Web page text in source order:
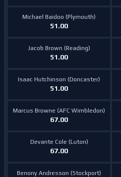
Michael Baidoo (Plymouth)
51.00
Jacob Brown (Reading)
51.00
Isaac Hutchinson (Doncaster)
51.00
Marcus Browne (AFC Wimbledon)
67.00
Devante Cole (Luton)
67.00
Benony Andresson (Stockport)